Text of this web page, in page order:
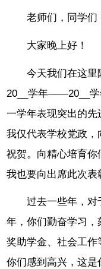
老师们，同学们
大家晚上好！
今天我们在这里
20__学年——20__学
一学年表现突出的先
我仅代表学校党政
祝贺。向精心培育你
我也要向出席此次表
过去一些年，对
年，你们勤奋学习，
奖助学金、社会工
你们感到高兴，这是